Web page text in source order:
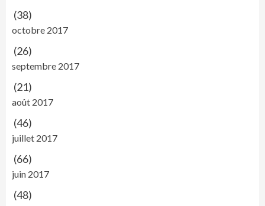
(38)
octobre 2017
(26)
septembre 2017
(21)
août 2017
(46)
juillet 2017
(66)
juin 2017
(48)